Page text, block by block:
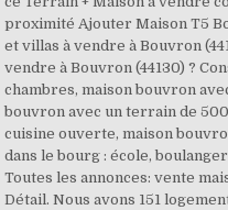
proximité Ajouter Maison T5
et villas à vendre à Bouvron
vendre à Bouvron (44130) ?
chambres, maison bouvron
bouvron avec un terrain de
cuisine ouverte, maison
dans le bourg : école,
Toutes les annonces: vente
Détail. Nous avons 151